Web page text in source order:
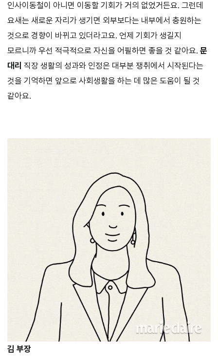
인사이동철이 아니면 이동할 기회가 거의 없었거든요. 그런데
요새는 새로운 자리가 생기면 외부보다는 내부에서 충원하는
것으로 경향이 바뀌고 있더라고요. 언제 기회가 생길지
모르니까 우선 적극적으로 자신을 어필하면 좋을 것 같아요. 문
대리 직장 생활의 성과와 인정은 대부분 쟁취에서 시작된다는
것을 기억하면 앞으로 사회생활을 하는 데 많은 도움이 될 것
같아요.
김 부장